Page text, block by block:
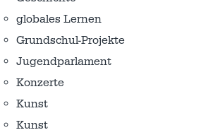
globales Lernen
Grundschul-Projekte
Jugendparlament
Konzerte
Kunst
Kunst